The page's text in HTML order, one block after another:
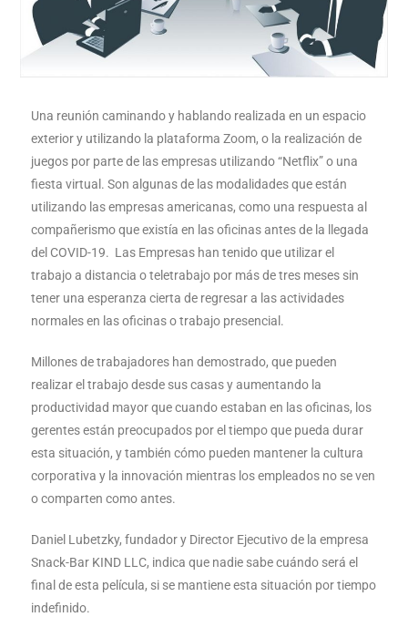
Una reunión caminando y hablando realizada en un espacio
exterior y utilizando la plataforma Zoom, o la realización de
juegos por parte de las empresas utilizando “Netflix” o una
fiesta virtual. Son algunas de las modalidades que están
utilizando las empresas americanas, como una respuesta al
compañerismo que existía en las oficinas antes de la llegada
del COVID-19. Las Empresas han tenido que utilizar el
trabajo a distancia o teletrabajo por más de tres meses sin
tener una esperanza cierta de regresar a las actividades
normales en las oficinas o trabajo presencial.
Millones de trabajadores han demostrado, que pueden
realizar el trabajo desde sus casas y aumentando la
productividad mayor que cuando estaban en las oficinas, los
gerentes están preocupados por el tiempo que pueda durar
esta situación, y también cómo pueden mantener la cultura
corporativa y la innovación mientras los empleados no se ven
o comparten como antes.
Daniel Lubetzky, fundador y Director Ejecutivo de la empresa
Snack-Bar KIND LLC, indica que nadie sabe cuándo será el
final de esta película, si se mantiene esta situación por tiempo
indefinido.